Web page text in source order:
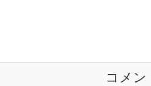
コメン